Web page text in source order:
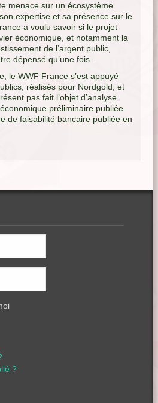
menace sur un écosystème
expertise et sa présence sur le
a voulu savoir si le projet
économique, et notamment la
de l’argent public,
dépensé qu’une fois.
le WWF France s’est appuyé
réalisés pour Nordgold, et
pas fait l’objet d’analyse
préliminaire publiée
de faisabilité bancaire publiée en
?